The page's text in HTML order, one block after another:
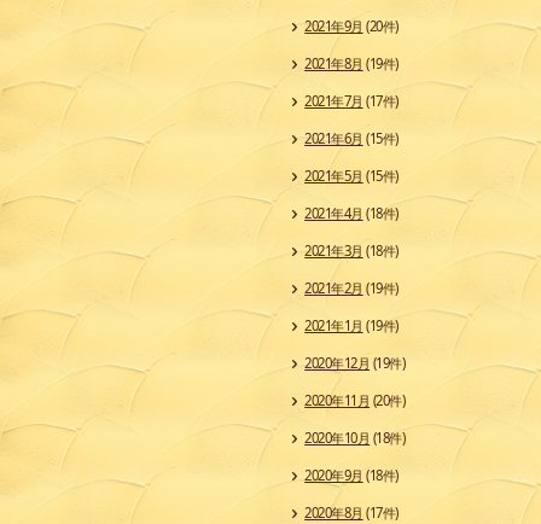
2021年9月 (20件)
2021年8月 (19件)
2021年7月 (17件)
2021年6月 (15件)
2021年5月 (15件)
2021年4月 (18件)
2021年3月 (18件)
2021年2月 (19件)
2021年1月 (19件)
2020年12月 (19件)
2020年11月 (20件)
2020年10月 (18件)
2020年9月 (18件)
2020年8月 (17件)